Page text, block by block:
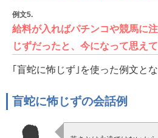
例文5.
給料が入ればパチンコや競馬に
じずだったと、今になって思えて
｢盲蛇に怖じず｣を使った例文とな
盲蛇に怖じずの会話例